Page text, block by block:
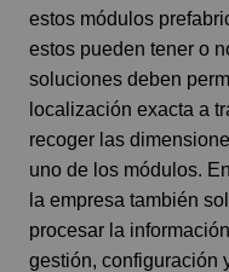
estos módulos
estos pueden tener o
soluciones deben
localización exacta a
recoger las
uno de los módulos.
la empresa también
procesar la
gestión, configuración